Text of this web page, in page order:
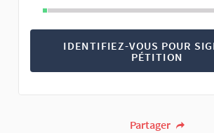
IDENTIFIEZ-VOUS POUR
PÉTITION
Partager